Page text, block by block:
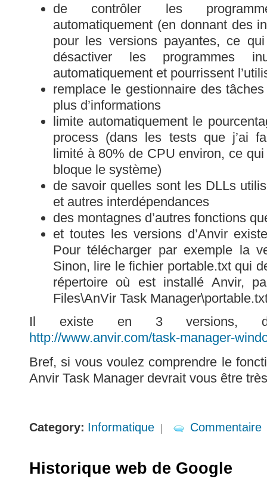
de contrôler les
automatiquement (en donnant des
pour les versions payantes, ce
désactiver les programmes
automatiquement et pourrissent
remplace le gestionnaire des
plus d’informations
limite automatiquement le
process (dans les tests que j’ai
limité à 80% de CPU environ, ce
bloque le système)
de savoir quelles sont les DLLs
et autres interdépendances
des montagnes d’autres fonctions
et toutes les versions d’Anvir
Pour télécharger par exemple la
Sinon, lire le fichier portable.txt qui
répertoire où est installé Anvir,
Files\AnVir Task
Il existe en 3 versions,
http://www.anvir.com/task-manager-
Bref, si vous voulez comprendre le
Anvir Task Manager devrait vous être
Category: Informatique | Commentaire
Historique web de Google